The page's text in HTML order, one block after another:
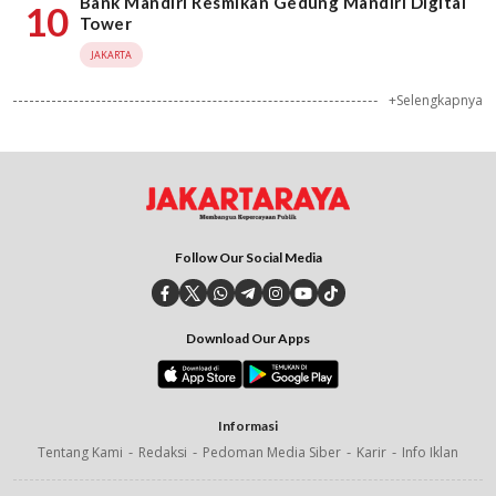
10
Tower
JAKARTA
+Selengkapnya
Follow Our Social Media
Download Our Apps
Informasi
Tentang Kami Redaksi Pedoman Media Siber Karir Info Iklan